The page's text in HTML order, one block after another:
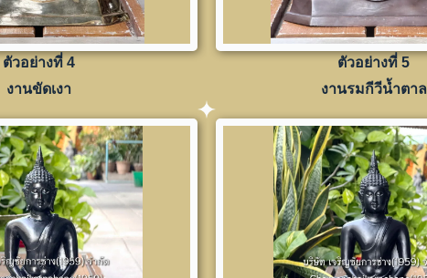
ตัวอย่างที่ 4
งานขัดเงา
ตัวอย่างที่ 5
งานรมกีวีน้ำตาล